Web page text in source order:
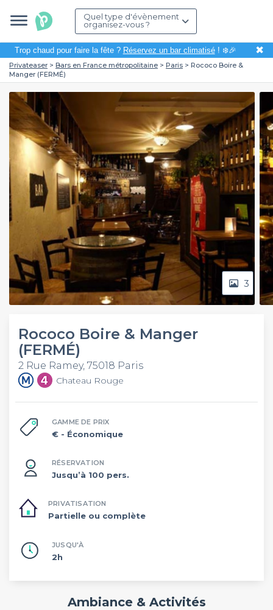
Quel type d'évènement
organisez-vous ?
Trop chaud pour faire la fête ? Réservez un bar climatisé! ❄️🎉 ✖
Privateaser Bars en France métropolitaine Paris
Rococo Boire &
Manger (FERMÉ)
3
Rococo Boire & Manger
(FERMÉ)
2 Rue Ramey, 75018 Paris
Chateau Rouge
GAMME DE PRIX
€ - Économique
RÉSERVATION
Jusqu’à 100 pers.
PRIVATISATION
Partielle ou complète
JUSQU'À
2h
Ambiance & Activités